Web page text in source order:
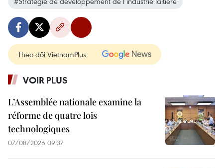
Theo dõi VietnamPlus
VOIR PLUS
L’Assemblée nationale examine la
réforme de quatre lois
technologiques
07/08/2026 09:37